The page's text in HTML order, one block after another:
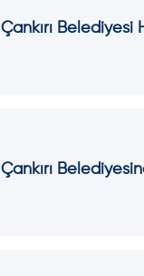
Çankırı Belediyesi
Çankırı